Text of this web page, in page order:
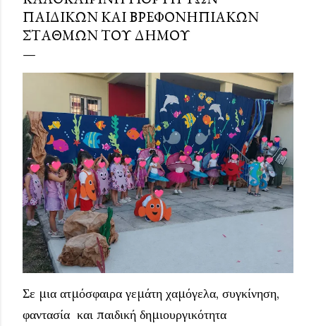
ΠΑΙΔΙΚΏΝ ΚΑΙ ΒΡΕΦΟΝΗΠΙΑΚΏΝ
ΣΤΑΘΜΏΝ ΤΟΥ ΔΉΜΟΥ
Σε μια ατμόσφαιρα γεμάτη χαμόγελα, συγκίνηση,
φαντασία και παιδική δημιουργικότητα